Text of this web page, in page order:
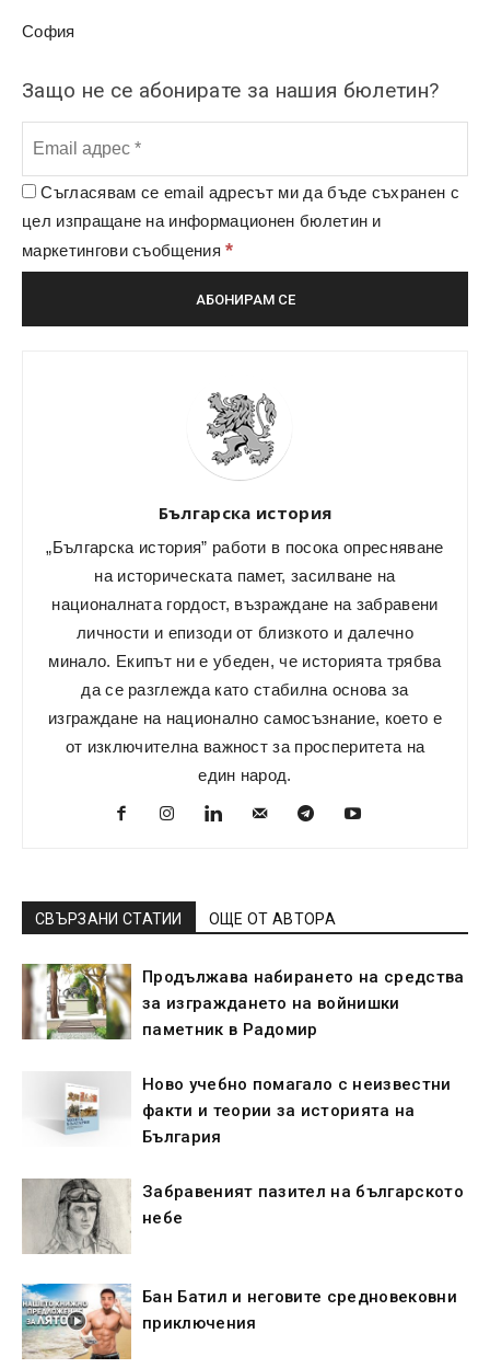
София
Защо не се абонирате за нашия бюлетин?
Съгласявам се email адресът ми да бъде съхранен с
цел изпращане на информационен бюлетин и
маркетингови съобщения*
Българска история
„Българска история” работи в посока опресняване
на историческата памет, засилване на
националната гордост, възраждане на забравени
личности и епизоди от близкото и далечно
минало. Екипът ни е убеден, че историята трябва
да се разглежда като стабилна основа за
изграждане на национално самосъзнание, което е
от изключителна важност за просперитета на
един народ.
СВЪРЗАНИ СТАТИИ ОЩЕ ОТ АВТОРА
Продължава набирането на средства
за изграждането на войнишки
паметник в Радомир
Ново учебно помагало с неизвестни
факти и теории за историята на
България
Забравеният пазител на българското
небе
Бан Батил и неговите средновековни
приключения